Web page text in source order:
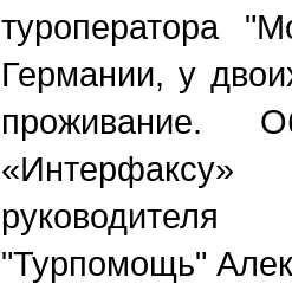
туроператора
Германии, у
проживание.
"Турпомощь"